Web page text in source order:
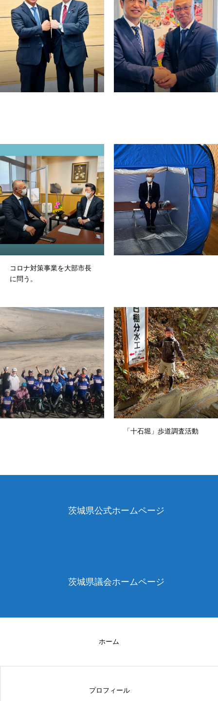
ホーム
プロフィール
政策
事務所
お知らせ
ホーム プロフィール 政策 事務所 お知らせ
コロナ対策事業を大部市長
に問う。
「十石堀」歩道調査活動
茨城県公式ホームページ
茨城県議会ホームページ
ホーム
プロフィール